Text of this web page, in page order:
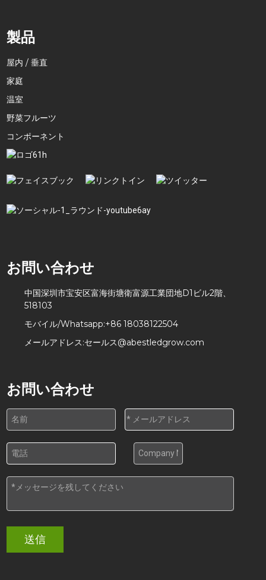
製品
屋内 / 垂直
家庭
温室
野菜フルーツ
コンポーネント
お問い合わせ
中国深圳市宝安区富海街塘衛富源工業団地D1ビル2階、
518103
モバイル/Whatsapp:+86 18038122504
メールアドレス:セールス@abestledgrow.com
お問い合わせ
送信